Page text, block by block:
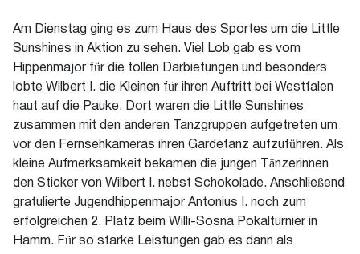
Am Dienstag ging es zum Haus des Sportes um die Little
Sunshines in Aktion zu sehen. Viel Lob gab es vom
Hippenmajor für die tollen Darbietungen und besonders
lobte Wilbert I. die Kleinen für ihren Auftritt bei Westfalen
haut auf die Pauke. Dort waren die Little Sunshines
zusammen mit den anderen Tanzgruppen aufgetreten um
vor den Fernsehkameras ihren Gardetanz aufzuführen. Als
kleine Aufmerksamkeit bekamen die jungen Tänzerinnen
den Sticker von Wilbert I. nebst Schokolade. Anschließend
gratulierte Jugendhippenmajor Antonius I. noch zum
erfolgreichen 2. Platz beim Willi-Sosna Pokalturnier in
Hamm. Für so starke Leistungen gab es dann als